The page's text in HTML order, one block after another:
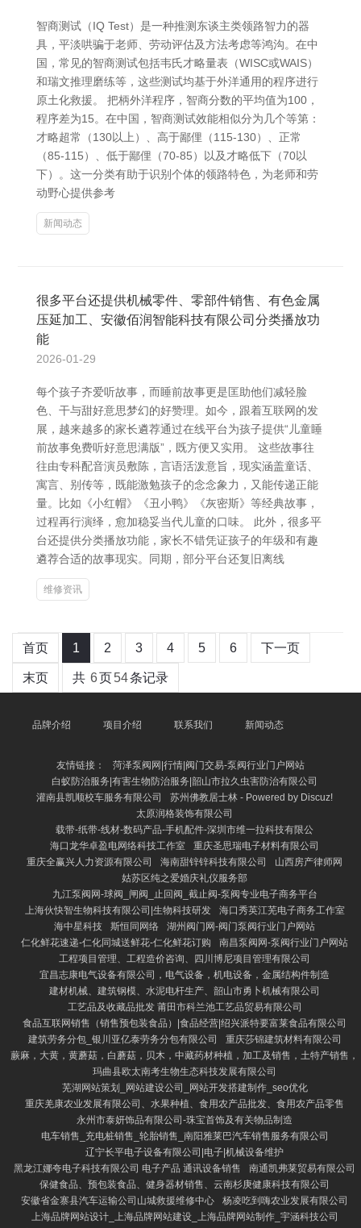
智商测试（IQ Test）是一种推测东谈主类领路智力的器
具，平淡哄骗于老师、劳动评估及方法考虑等鸿沟。在中
国，常见的智商测试包括韦氏才略量表（WISC或WAIS）
和瑞文推理磨练等，这些测试均基于外洋通用的程序进行
原土化救援。 把柄外洋程序，智商分数的平均值为100，
程序差为15。在中国，智商测试效能相似分为几个等第：
才略超常（130以上）、高于鄙俚（115-130）、正常
（85-115）、低于鄙俚（70-85）以及才略低下（70以
下）。这一分类有助于识别个体的领路特色，为老师和劳
动野心提供参考
新闻动态
很多平台还提供机械零件、零部件销售、有色金属
压延加工、安徽佰润智能科技有限公司分类播放功
能
2026-01-29
每个孩子齐爱听故事，而睡前故事更是匡助他们减轻脸
色、干与甜好意思梦幻的好赞理。如今，跟着互联网的发
展，越来越多的家长遴荐通过在线平台为孩子提供“儿童睡
前故事免费听好意思满版”，既方便又实用。 这些故事往
往由专科配音演员敷陈，言语活泼意旨，现实涵盖童话、
寓言、别传等，既能激勉孩子的念念象力，又能传递正能
量。比如《小红帽》《丑小鸭》《灰密斯》等经典故事，
过程再行演绎，愈加稳妥当代儿童的口味。 此外，很多平
台还提供分类播放功能，家长不错凭证孩子的年级和有趣
遴荐合适的故事现实。同期，部分平台还复旧离线
维修资讯
首页 1 2 3 4 5 6 下一页
末页 共 6页54条记录
品牌介绍 项目介绍 联系我们 新闻动态
友情链接：
菏泽泵阀网|行情|阀门交易-泵阀行业门户网站
白蚁防治服务|有害生物防治服务|韶山市拉久虫害防治有限公司
灌南县凯顺校车服务有限公司
苏州佛教居士林 - Powered by Discuz!
太原润格装饰有限公司
载带-纸带-线材-数码产品-手机配件-深圳市维一拉科技有限公
海口龙华卓盈电网络科技工作室
重庆圣思瑞电子材料有限公司
重庆全赢兴人力资源有限公司
海南甜锌锌科技有限公司
山西房产律师网
姑苏区纯之爱婚庆礼仪服务部
九江泵阀网-球阀_闸阀_止回阀_截止阀-泵阀专业电子商务平台
上海伙快智生物科技有限公司|生物科技研发
海口秀英江芜电子商务工作室
海中星科技
斯恒同网络
湖州阀门网-阀门泵阀行业门户网站
仁化鲜花速递-仁化同城送鲜花-仁化鲜花订购
南昌泵阀网-泵阀行业门户网站
工程项目管理、工程造价咨询、四川博尼项目管理有限公司
宜昌志康电气设备有限公司，电气设备，机电设备，金属结构件制造
建材机械、建筑钢模、水泥电杆生产、韶山市勇卜机械有限公司
工艺品及收藏品批发 莆田市科兰池工艺品贸易有限公司
食品互联网销售（销售预包装食品）|食品经营|绍兴派特要富莱食品有限公司
建筑劳务分包_银川亚亿泰劳务分包有限公司
重庆莎锦建筑材料有限公司
蕨麻，大黄，黄蘑菇，白蘑菇，贝木，中藏药材种植，加工及销售，土特产销售，
玛曲县欧太南考生物生态科技发展有限公司
芜湖网站策划_网站建设公司_网站开发搭建制作_seo优化
重庆羌康农业发展有限公司、水果种植、食用农产品批发、食用农产品零售
永州市泰妍饰品有限公司-珠宝首饰及有关物品制造
电车销售_充电桩销售_轮胎销售_南阳雅莱巴汽车销售服务有限公司
辽宁长平电子设备有限公司|电子|机械设备维护
黑龙江娜夸电子科技有限公司 电子产品 通讯设备销售
南通凯弗莱贸易有限公司
保健食品、预包装食品、健身器材销售、云南杉庚健康科技有限公司
安徽省金寨县汽车运输公司山城救援维修中心
杨凌吃到嗨农业发展有限公司
上海品牌网站设计_上海品牌网站建设_上海品牌网站制作_宇涵科技公司